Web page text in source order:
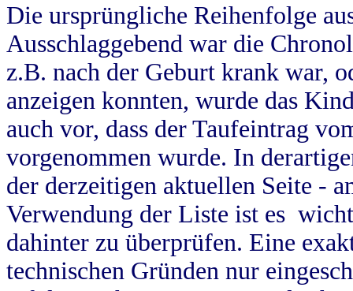
Die ursprüngliche Reihenfolge
Ausschlaggebend war die
z.B. nach der Geburt krank war,
anzeigen konnten, wurde das
auch vor, dass der Taufeintrag
vorgenommen wurde. In
der derzeitigen aktuellen Seite -
Verwendung der Liste ist es
dahinter zu überprüfen. Eine
technischen Gründen nur